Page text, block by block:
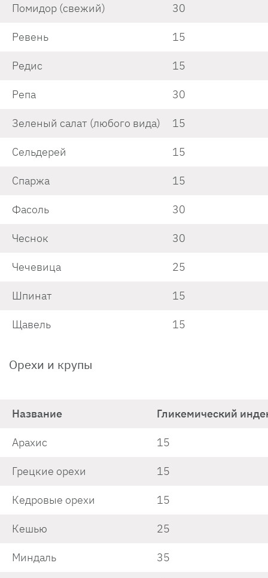
Помидор (свежий) 30
Ревень 15
Редис 15
Репа 30
Зеленый салат (любого вида) 15
Сельдерей 15
Спаржа 15
Фасоль 30
Чеснок 30
Чечевица 25
Шпинат 15
Щавель 15
Орехи и крупы
Название Гликемический
Арахис 15
Грецкие орехи 15
Кедровые орехи 15
Кешью 25
Миндаль 35